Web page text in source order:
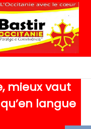
mieux vaut
langue